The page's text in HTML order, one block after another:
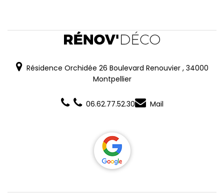
Résidence Orchidée 26 Boulevard Renouvier , 34000
Montpellier
06.62.77.52.30 Mail